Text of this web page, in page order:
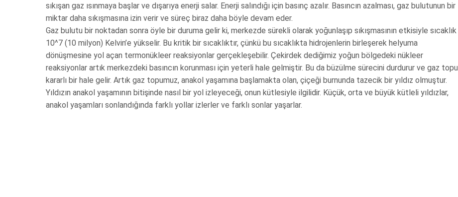
sıkışan gaz ısınmaya başlar ve dışarıya enerji salar. Enerji salındığı için basınç azalır. Basıncın azalması, gaz bulutunun bir
miktar daha sıkışmasına izin verir ve süreç biraz daha böyle devam eder.
Gaz bulutu bir noktadan sonra öyle bir duruma gelir ki, merkezde sürekli olarak yoğunlaşıp sıkışmasının etkisiyle sıcaklık
10^7 (10 milyon) Kelvin’e yükselir. Bu kritik bir sıcaklıktır, çünkü bu sıcaklıkta hidrojenlerin birleşerek helyuma
dönüşmesine yol açan termonükleer reaksiyonlar gerçekleşebilir. Çekirdek dediğimiz yoğun bölgedeki nükleer
reaksiyonlar artık merkezdeki basıncın korunması için yeterli hale gelmiştir. Bu da büzülme sürecini durdurur ve gaz topu
kararlı bir hale gelir. Artık gaz topumuz, anakol yaşamına başlamakta olan, çiçeği burnunda tazecik bir yıldız olmuştur.
Yıldızın anakol yaşamının bitişinde nasıl bir yol izleyeceği, onun kütlesiyle ilgilidir. Küçük, orta ve büyük kütleli yıldızlar,
anakol yaşamları sonlandığında farklı yollar izlerler ve farklı sonlar yaşarlar.